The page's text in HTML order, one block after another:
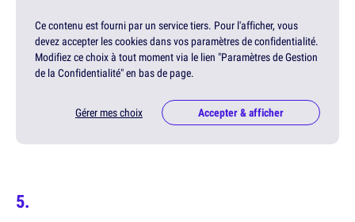
Ce contenu est fourni par un service tiers. Pour l'afficher, vous
devez accepter les cookies dans vos paramètres de confidentialité.
Modifiez ce choix à tout moment via le lien "Paramètres de Gestion
de la Confidentialité" en bas de page.
Gérer mes choix Accepter & afficher